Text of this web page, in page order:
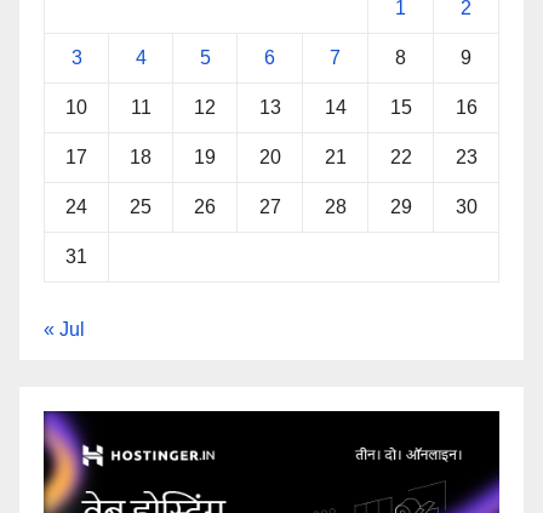
1 2
3 4 5 6 7 8 9
10 11 12 13 14 15 16
17 18 19 20 21 22 23
24 25 26 27 28 29 30
31
« Jul